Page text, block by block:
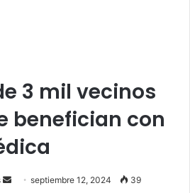
3 mil vecinos
benefician con
Sendseptiembre 12, 2024 39